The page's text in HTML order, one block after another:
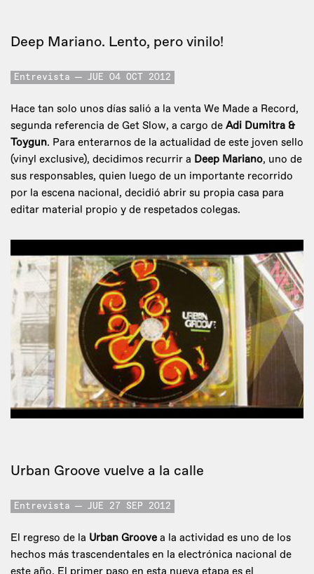
Deep Mariano. Lento, pero vinilo!
Entrevista JUE 04 OCT 2012
Hace tan solo unos días salió a la venta We Made a Record,
segunda referencia de Get Slow, a cargo de Adi Dumitra &
Toygun. Para enterarnos de la actualidad de este joven sello
(vinyl exclusive), decidimos recurrir a Deep Mariano, uno de
sus responsables, quien luego de un importante recorrido
por la escena nacional, decidió abrir su propia casa para
editar material propio y de respetados colegas.
Urban Groove vuelve a la calle
Entrevista JUE 27 SEP 2012
El regreso de la Urban Groove a la actividad es uno de los
hechos más trascendentales en la electrónica nacional de
este año. El primer paso en esta nueva etapa es el